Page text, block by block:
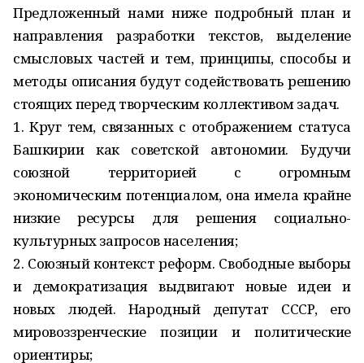
Предложенный нами ниже подробный план и
направления разработки текстов, выделение
смысловых частей и тем, принципы, способы и
методы описания будут содействовать решению
стоящих перед творческим коллективом задач.
1. Круг тем, связанных с отображением статуса
Башкирии как советской автономии. Будучи
союзной территорией с огромным
экономическим потенциалом, она имела крайне
низкие ресурсы для решения социально-
культурных запросов населения;
2. Союзный контекст реформ. Свободные выборы
и демократизация выдвигают новые идеи и
новых людей. Народный депутат СССР, его
мировоззренческие позиции и политические
ориентиры;